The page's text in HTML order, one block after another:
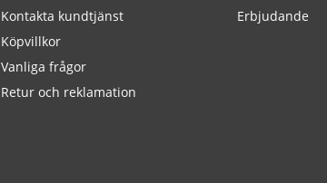
Kontakta kundtjänst
Köpvillkor
Vanliga frågor
Retur och reklamation
Erbjudande